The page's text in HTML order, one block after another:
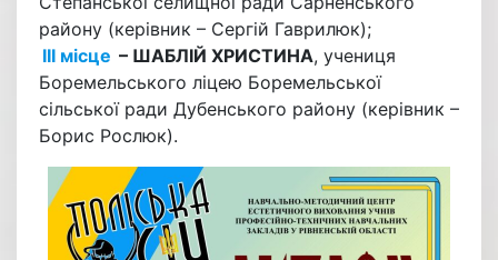
району (керівник – Сергій Гаврилюк);
ІІІ місце – ШАБЛІЙ ХРИСТИНА, учениця
Боремельського ліцею Боремельської
сільської ради Дубенського району (керівник –
Борис Рослюк).